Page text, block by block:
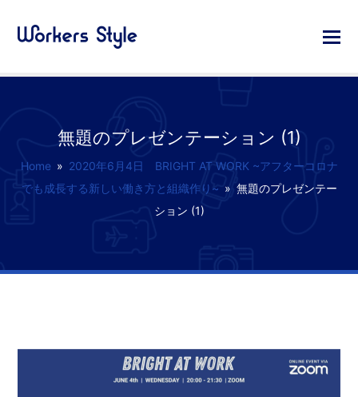
無題のプレゼンテーション (1)
Home » 2020年6月4日 BRIGHT AT WORK ~アフターコロナ
でも成長する新しい働き方と組織作り~ » 無題のプレゼンテー
ション (1)